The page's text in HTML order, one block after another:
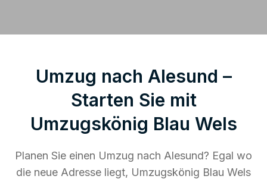
Umzug nach Alesund –
Starten Sie mit
Umzugskönig Blau Wels
Planen Sie einen Umzug nach Alesund? Egal wo
die neue Adresse liegt, Umzugskönig Blau Wels